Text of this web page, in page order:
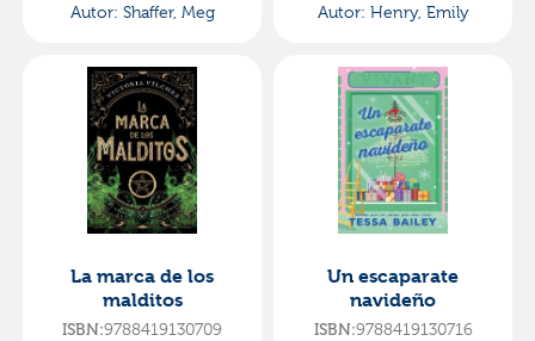
Autor: Shaffer, Meg
Autor: Henry, Emily
La marca de los
malditos
ISBN:9788419130709
Un escaparate
navideño
ISBN:9788419130716